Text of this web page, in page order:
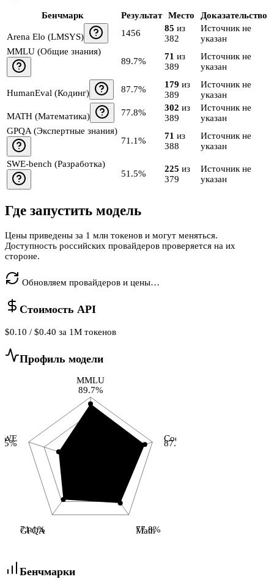
Бенчмарк Результат Место Доказательство
Arena Elo (LMSYS) 1456 85 из
382
Источник не
указан
MMLU (Общие знания)
89.7%
71 из
389
Источник не
указан
HumanEval (Кодинг) 87.7% 179 из
389
Источник не
указан
MATH (Математика) 77.8% 302 из
389
Источник не
указан
GPQA (Экспертные знания)
71.1%
71 из
388
Источник не
указан
SWE-bench (Разработка)
51.5%
225 из
379
Источник не
указан
Где запустить модель
Цены приведены за 1 млн токенов и могут меняться.
Доступность российских провайдеров проверяется на их
стороне.
Обновляем провайдеров и цены…
Стоимость API
$0.10 / $0.40 за 1M токенов
Профиль модели
MMLU
89.7%
Code
87.7%
Math
77.8%
GPQA
71.1%
Бенчмарки